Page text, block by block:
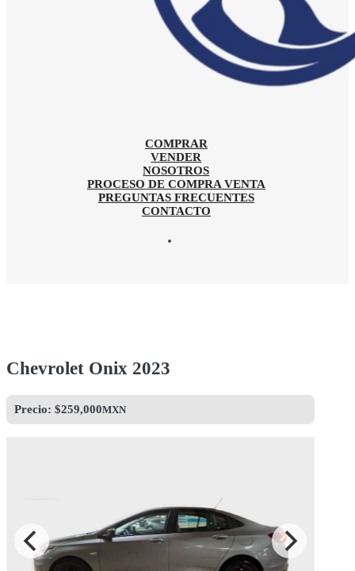
COMPRAR
VENDER
NOSOTROS
PROCESO DE COMPRA VENTA
PREGUNTAS FRECUENTES
CONTACTO
Chevrolet Onix 2023
Precio: $259,000MXN